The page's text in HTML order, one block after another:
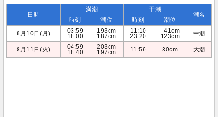
日時
満潮 干潮
潮名
時刻 潮位 時刻
潮位
8月10日(月)
03:59
18:00
193cm
187cm
11:10
23:20
41cm
123cm
中潮
8月11日(火)
04:59
18:40
203cm
197cm
11:59 30cm 大潮